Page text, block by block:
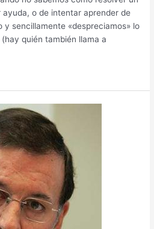
o de intentar aprender de
y sencillamente «despreciamos» lo
quién también llama a